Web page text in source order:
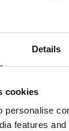
Details
cookies
personalise
features
أساسي علماء
توسع هذه